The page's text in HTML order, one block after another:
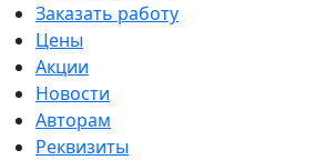
Заказать работу
Цены
Акции
Новости
Авторам
Реквизиты